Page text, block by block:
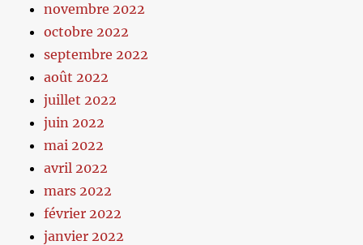
novembre 2022
octobre 2022
septembre 2022
août 2022
juillet 2022
juin 2022
mai 2022
avril 2022
mars 2022
février 2022
janvier 2022